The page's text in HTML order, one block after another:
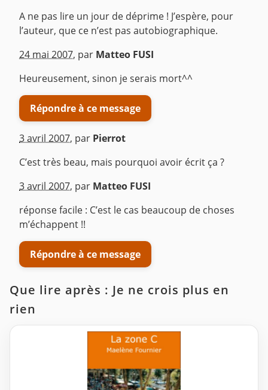
A ne pas lire un jour de déprime ! J’espère, pour
l’auteur, que ce n’est pas autobiographique.
^
24 mai 2007, par Matteo FUSI
Heureusement, sinon je serais mort^^
Répondre à ce message
3 avril 2007, par Pierrot
C’est très beau, mais pourquoi avoir écrit ça ?
^
3 avril 2007, par Matteo FUSI
réponse facile : C’est le cas beaucoup de choses
m’échappent !!
Répondre à ce message
Que lire après : Je ne crois plus en
rien